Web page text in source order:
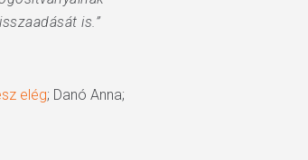
is.”
elég; Danó Anna;